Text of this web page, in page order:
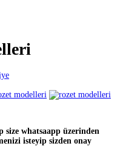
size whatsaapp üzerinden
isteyip sizden onay